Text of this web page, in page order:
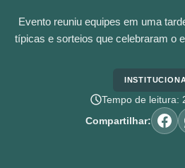
Evento reuniu equipes em uma
típicas e sorteios que celebraram o
Tempo de leitura:
Compartilhar: